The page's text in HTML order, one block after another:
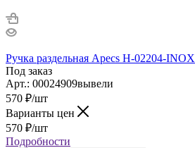
Ручка раздельная Apecs H-02204-INOX
Под заказ
Арт.: 00024909вывели
570 ₽/шт
Варианты цен
570 ₽/шт
Подробности